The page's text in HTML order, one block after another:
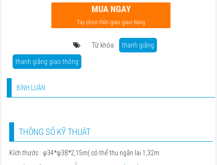
MUA NGAY
Tùy chọn thời gian giao hàng
Từ khóa: thanh giằng
thanh giằng giao thông
BÌNH LUẬN
THÔNG SỐ KỸ THUẬT
Kích thước : φ34*φ38*2,15m( có thể thu ngắn lại 1,32m